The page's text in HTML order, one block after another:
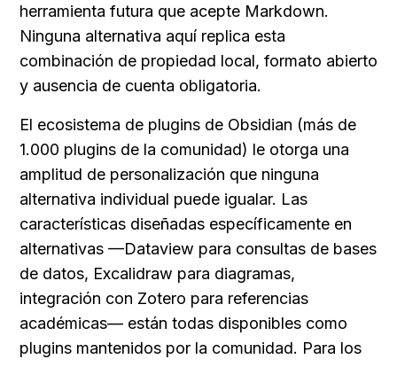
herramienta futura que acepte Markdown.
Ninguna alternativa aquí replica esta
combinación de propiedad local, formato abierto
y ausencia de cuenta obligatoria.
El ecosistema de plugins de Obsidian (más de
1.000 plugins de la comunidad) le otorga una
amplitud de personalización que ninguna
alternativa individual puede igualar. Las
características diseñadas específicamente en
alternativas —Dataview para consultas de bases
de datos, Excalidraw para diagramas,
integración con Zotero para referencias
académicas— están todas disponibles como
plugins mantenidos por la comunidad. Para los